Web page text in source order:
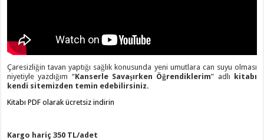
Çaresizliğin tavan yaptığı sağlık konusunda yeni umutlara can suyu olması
niyetiyle yazdığım “Kanserle Savaşırken Öğrendiklerim” adlı kitabı
kendi sitemizden temin edebilirsiniz.
Kitabı PDF olarak ücretsiz indirin
Kargo hariç 350 TL/adet